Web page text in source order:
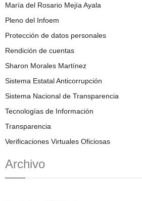
María del Rosario Mejía Ayala
Pleno del Infoem
Protección de datos personales
Rendición de cuentas
Sharon Morales Martínez
Sistema Estatal Anticorrupción
Sistema Nacional de Transparencia
Tecnologías de Información
Transparencia
Verificaciones Virtuales Oficiosas
Archivo